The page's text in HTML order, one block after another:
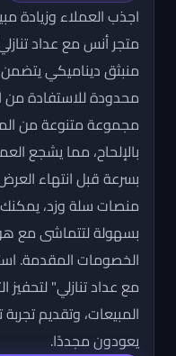
اجذب العملاء وزيادة
متجر أنس مع عداد
منبثق ديناميكي يتضمن
محدودة للاستفادة
مجموعة متنوعة من
بالإلحاح، مما يشجع
بسرعة قبل انتهاء
منصات سلة وزد،
بسهولة لتتماشى مع
الخصومات المقدمة.
مع عداد تنازلي" لتحفيز
المبيعات، وتقديم
يعودون مجددًا.